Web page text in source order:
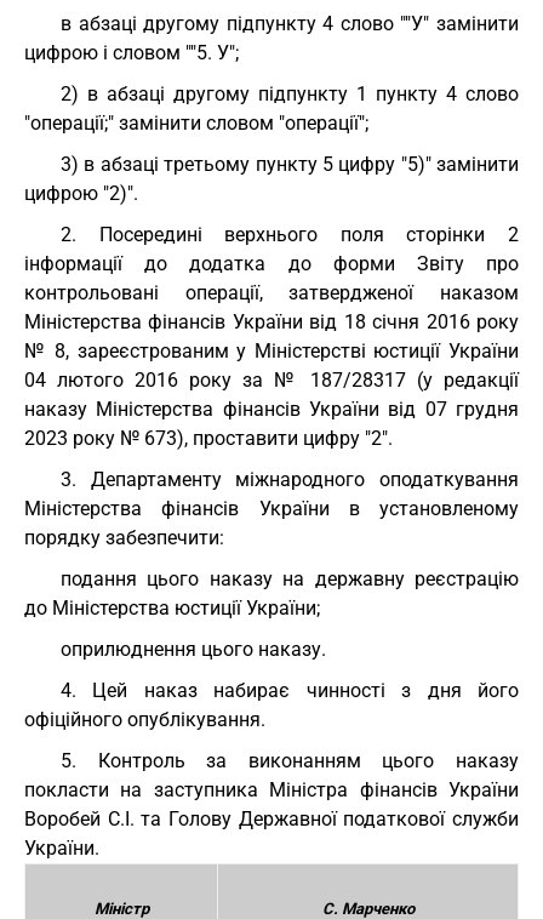
в абзаці другому підпункту 4 слово ""У" замінити
цифрою і словом ""5. У";
2) в абзаці другому підпункту 1 пункту 4 слово
"операції;" замінити словом "операції";
3) в абзаці третьому пункту 5 цифру "5)" замінити
цифрою "2)".
2. Посередині верхнього поля сторінки 2
інформації до додатка до форми Звіту про
контрольовані операції, затвердженої наказом
Міністерства фінансів України від 18 січня 2016 року
№ 8, зареєстрованим у Міністерстві юстиції України
04 лютого 2016 року за № 187/28317 (у редакції
наказу Міністерства фінансів України від 07 грудня
2023 року № 673), проставити цифру "2".
3. Департаменту міжнародного оподаткування
Міністерства фінансів України в установленому
порядку забезпечити:
подання цього наказу на державну реєстрацію
до Міністерства юстиції України;
оприлюднення цього наказу.
4. Цей наказ набирає чинності з дня його
офіційного опублікування.
5. Контроль за виконанням цього наказу
покласти на заступника Міністра фінансів України
Воробей С.І. та Голову Державної податкової служби
України.
Міністр С. Марченко